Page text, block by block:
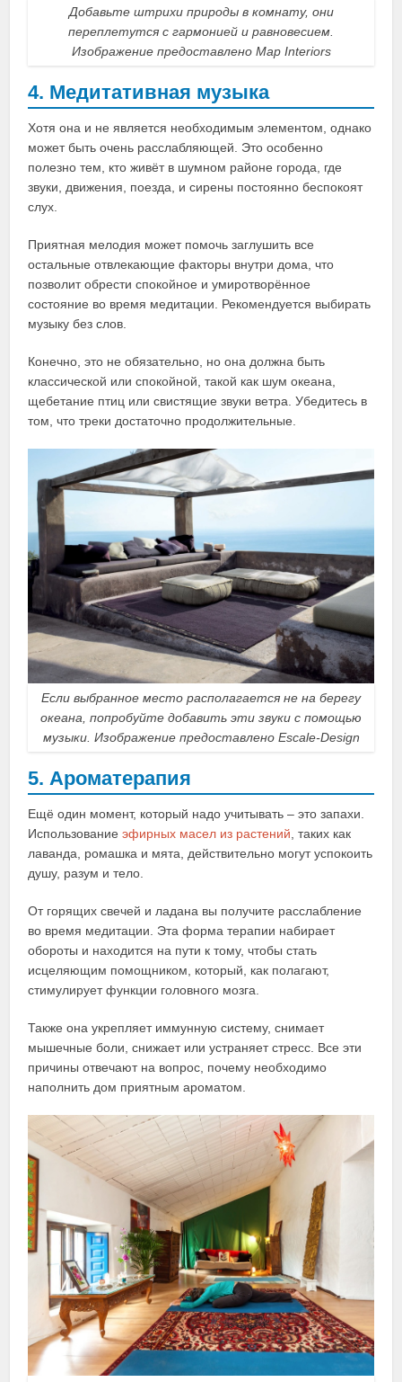
Добавьте штрихи природы в комнату, они
переплетутся с гармонией и равновесием.
Изображение предоставлено Map Interiors
4. Медитативная музыка
Хотя она и не является необходимым элементом, однако
может быть очень расслабляющей. Это особенно
полезно тем, кто живёт в шумном районе города, где
звуки, движения, поезда, и сирены постоянно беспокоят
слух.
Приятная мелодия может помочь заглушить все
остальные отвлекающие факторы внутри дома, что
позволит обрести спокойное и умиротворённое
состояние во время медитации. Рекомендуется выбирать
музыку без слов.
Конечно, это не обязательно, но она должна быть
классической или спокойной, такой как шум океана,
щебетание птиц или свистящие звуки ветра. Убедитесь в
том, что треки достаточно продолжительные.
Если выбранное место располагается не на берегу
океана, попробуйте добавить эти звуки с помощью
музыки. Изображение предоставлено Escale-Design
5. Ароматерапия
Ещё один момент, который надо учитывать – это запахи.
Использованиеэфирных масел из растений, таких как
лаванда, ромашка и мята, действительно могут успокоить
душу, разум и тело.
От горящих свечей и ладана вы получите расслабление
во время медитации. Эта форма терапии набирает
обороты и находится на пути к тому, чтобы стать
исцеляющим помощником, который, как полагают,
стимулирует функции головного мозга.
Также она укрепляет иммунную систему, снимает
мышечные боли, снижает или устраняет стресс. Все эти
причины отвечают на вопрос, почему необходимо
наполнить дом приятным ароматом.